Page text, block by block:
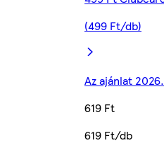
(499 Ft/db)
Az ajánlat
619 Ft
619 Ft/db